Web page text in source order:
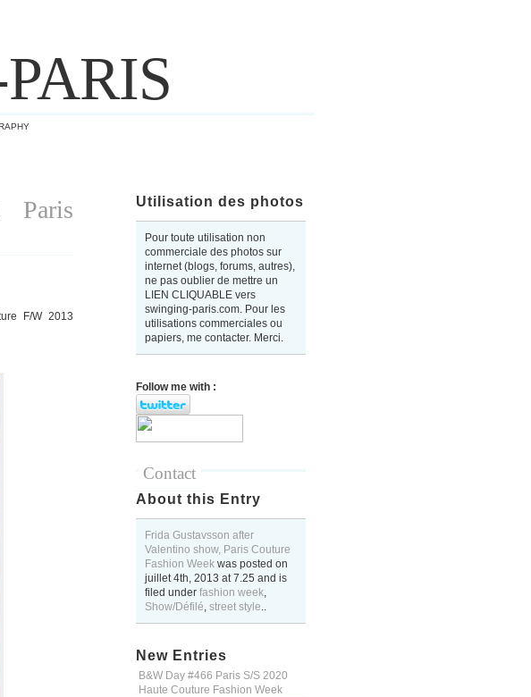
Utilisation des photos
Pour toute utilisation non
commerciale des photos sur
internet (blogs, forums, autres),
ne pas oublier de mettre un
LIEN CLIQUABLE vers
swinging-paris.com. Pour les
utilisations commerciales ou
papiers, me contacter. Merci.
Follow me with :
Contact
About this Entry
Frida Gustavsson after
Valentino show, Paris Couture
Fashion Week was posted on
juillet 4th, 2013 at7.25 and is
filed under fashion week,
Show/Défilé, street style..
New Entries
B&W Day #466 Paris S/S 2020
Haute Couture Fashion Week
Paris
F/W 2013